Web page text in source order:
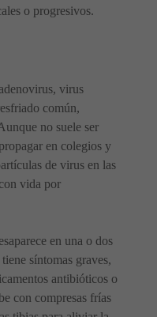
o progresivos.
virus
común,
no suele ser
en colegios y
de virus en las
vida por
en una o dos
síntomas graves,
antibióticos o
con compresas frías